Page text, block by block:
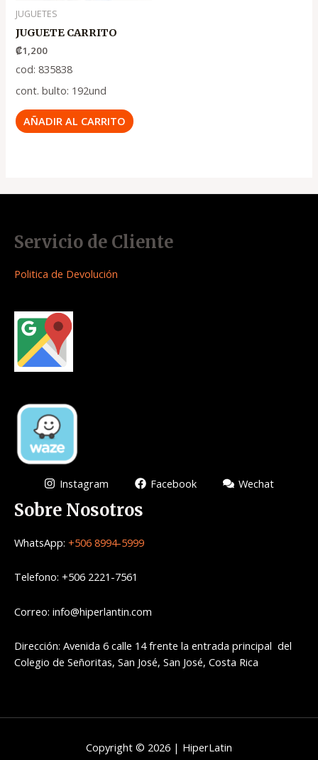
JUGUETES
JUGUETE CARRITO
₡1,200
cod: 835838
cont. bulto: 192und
AÑADIR AL CARRITO
Servicio de Cliente
Politica de Devolución
Instagram Facebook Wechat
Sobre Nosotros
WhatsApp: +506 8994-5999
Telefono: +506 2221-7561
Correo: info@hiperlantin.com
Dirección: Avenida 6 calle 14 frente la entrada principal del
Colegio de Señoritas, San José, San José, Costa Rica
Copyright © 2026 | HiperLatin